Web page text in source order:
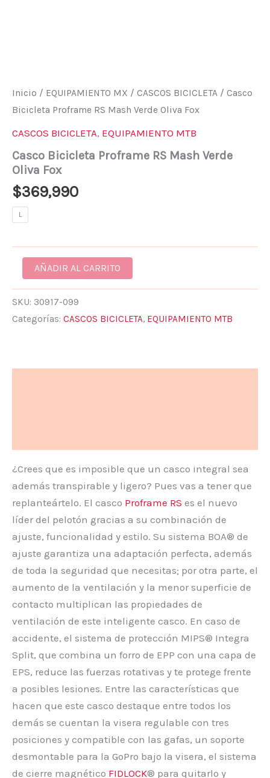
Inicio / EQUIPAMIENTO MX / CASCOS BICICLETA / Casco
Bicicleta Proframe RS Mash Verde Oliva Fox
CASCOS BICICLETA, EQUIPAMIENTO MTB
Casco Bicicleta Proframe RS Mash Verde
Oliva Fox
$369,990
L
AÑADIR AL CARRITO
SKU: 30917-099
Categorías: CASCOS BICICLETA, EQUIPAMIENTO MTB
¿Crees que es imposible que un casco integral sea
además transpirable y ligero? Pues vas a tener que
replanteártelo. El casco Proframe RS es el nuevo
líder del pelotón gracias a su combinación de
ajuste, funcionalidad y estilo. Su sistema BOA® de
ajuste garantiza una adaptación perfecta, además
de toda la seguridad que necesitas; por otra parte, el
aumento de la ventilación y la menor superficie de
contacto multiplican las propiedades de
ventilación de este inteligente casco. En caso de
accidente, el sistema de protección MIPS® Integra
Split, que combina un forro de EPP con una capa de
EPS, reduce las fuerzas rotativas y te protege frente
a posibles lesiones. Entre las características que
hacen que este casco destaque entre todos los
demás se cuentan la visera regulable con tres
posiciones y compatible con las gafas, un soporte
desmontable para la GoPro bajo la visera, el sistema
de cierre magnético FIDLOCK® para quitarlo y